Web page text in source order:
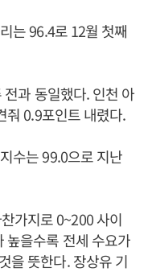
는 96.4로 12월 첫째
과 동일했다. 인천 아
줘 0.9포인트 내렸다.
수는 99.0으로 지난
가지로 0~200 사이
높을수록 전세 수요가
을 뜻한다. 장상유 기